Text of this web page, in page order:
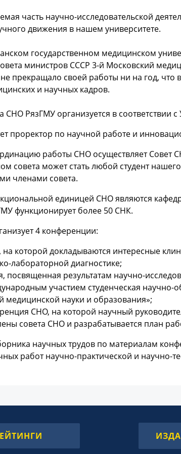
часть научно-исследовательской
движения в нашем университете.
государственном медицинском
министров СССР 3-й Московский
прекращало своей работы ни на год, что
и научных кадров.
СНО РязГМУ организуется в соответствии
проректор по научной работе и
работы СНО осуществляет Совет
совета может стать любой студент
членами совета.
единицей СНО являются
функционирует более 50 СНК.
4 конференции:
на которой докладываются интересные
лабораторной диагностике;
посвященная результатам научно-
участием студенческая научно-
медицинской науки и образования»;
СНО, на которой научный
совета СНО и разрабатывается план
научных трудов по материалам
работ научно-практической и научно-